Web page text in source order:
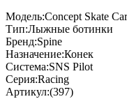
Модель:Concept Skate
Тип:Лыжные ботинки
Бренд:Spine
Назначение:Конек
Система:SNS Pilot
Серия:Racing
Артикул:(397)